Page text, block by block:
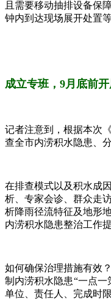
且需要移动抽排设备保
钟内到达现场展开处置等
成立专班， 9月底前
记者注意到，根据本次
查全市内涝积水隐患、
在排查模式以及积水成
析、专家会诊、群众走
析降雨径流特征及地形
内涝积水隐患整治工作
如何确保治理措施有效
制内涝积水隐患“一点
单位、责任人、完成时